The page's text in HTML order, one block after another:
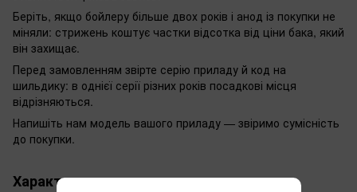
Беріть, якщо бойлеру більше двох років і анод із покупки не
міняли: стрижень коштує частки відсотка від ціни бака, який
він захищає.
Перед замовленням звірте серію приладу й код на
шильдику: в однієї серії різних років посадкові місця
відрізняються.
Напишіть нам модель вашого приладу — звіримо сумісність
до покупки.
Характеристики